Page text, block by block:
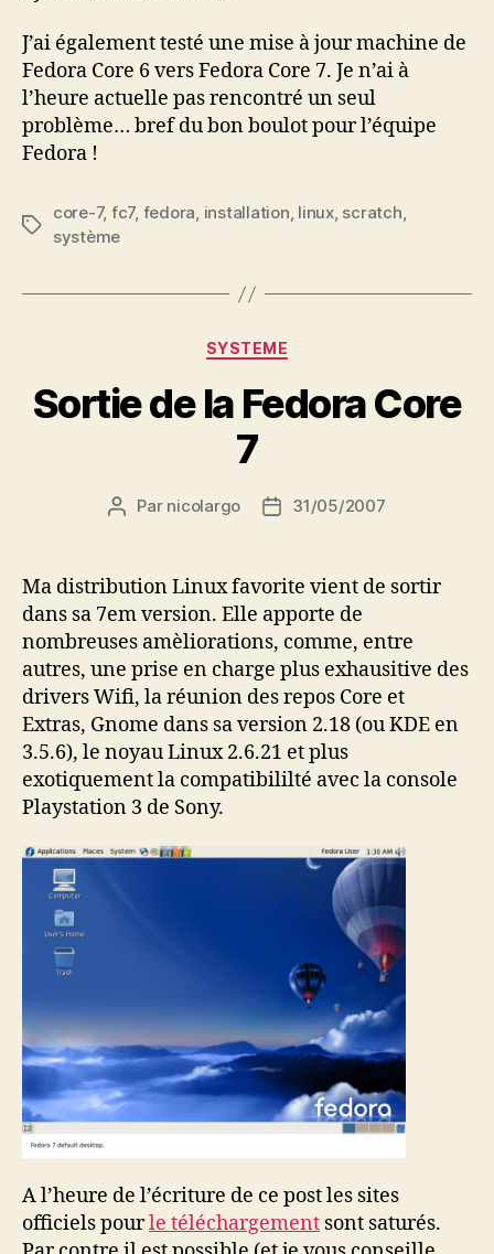
J’ai également testé une mise à jour machine de
Fedora Core 6 vers Fedora Core 7. Je n’ai à
l’heure actuelle pas rencontré un seul
problème… bref du bon boulot pour l’équipe
Fedora !
Étiquettes
core-7, fc7, fedora, installation, linux, scratch,
système
Catégories
SYSTEME
Sortie de la Fedora Core
7
Auteur
Par nicolargo
Date31/05/2007
Ma distribution Linux favorite vient de sortir
dans sa 7em version. Elle apporte de
nombreuses amèliorations, comme, entre
autres, une prise en charge plus exhausitive des
drivers Wifi, la réunion des repos Core et
Extras, Gnome dans sa version 2.18 (ou KDE en
3.5.6), le noyau Linux 2.6.21 et plus
exotiquement la compatibililté avec la console
Playstation 3 de Sony.
A l’heure de l’écriture de ce post les sites
officiels pourle téléchargement sont saturés.